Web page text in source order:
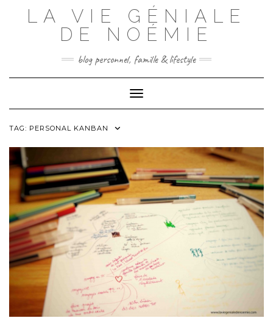
LA VIE GÉNIALE
DE NOÉMIE
blog personnel, famille & lifestyle
Toggle Navigation
TAG: PERSONAL KANBAN